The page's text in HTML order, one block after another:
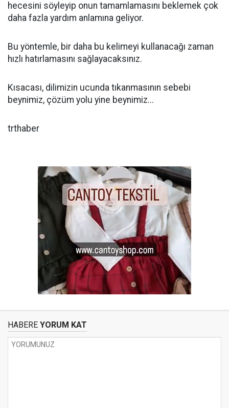
hecesini söyleyip onun tamamlamasını beklemek çok
daha fazla yardım anlamına geliyor.
Bu yöntemle, bir daha bu kelimeyi kullanacağı zaman
hızlı hatırlamasını sağlayacaksınız.
Kısacası, dilimizin ucunda tıkanmasının sebebi
beynimiz, çözüm yolu yine beynimiz...
trthaber
HABERE YORUM KAT